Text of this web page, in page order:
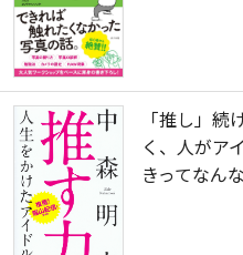
「推し」
く、人がア
きってなん